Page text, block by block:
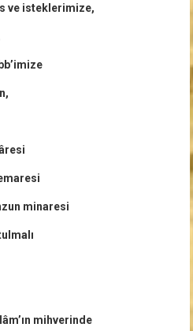
ve isteklerimize,
minaresi
mihverinde